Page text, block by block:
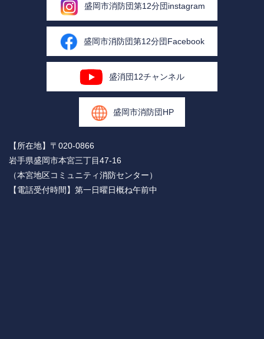
盛岡市消防団第12分団instagram
盛岡市消防団第12分団Facebook
盛消団12チャンネル
盛岡市消防団HP
【所在地】〒020-0866
岩手県盛岡市本宮三丁目47-16
（本宮地区コミュニティ消防センター）
【電話受付時間】第一日曜日概ね午前中